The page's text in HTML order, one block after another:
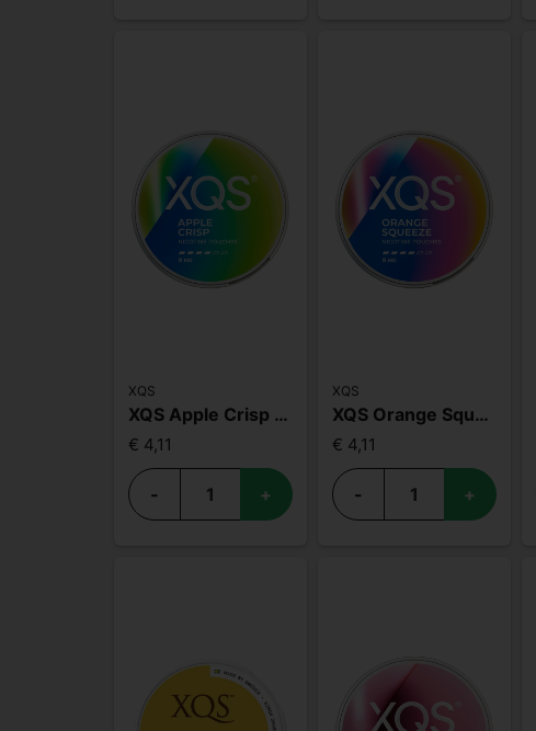
XQS
XQS Apple Crisp Slim Strong
€ 4,11
- +
XQS
XQS Orange Squeeze Slim Strong
€ 4,11
- +